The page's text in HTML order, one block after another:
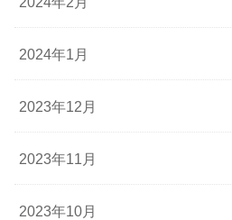
2024年1月
2023年12月
2023年11月
2023年10月